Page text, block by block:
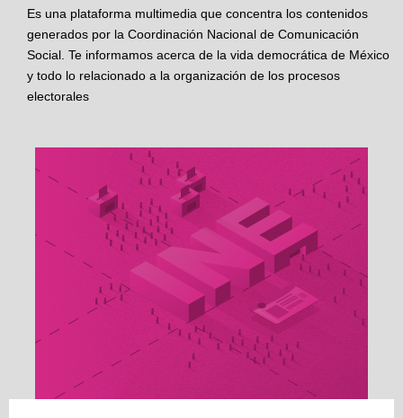
Es una plataforma multimedia que concentra los contenidos
generados por la Coordinación Nacional de Comunicación
Social. Te informamos acerca de la vida democrática de México
y todo lo relacionado a la organización de los procesos
electorales